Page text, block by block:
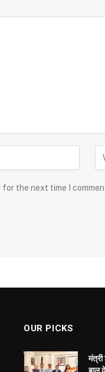
for the next time I
OUR PICKS
बाल